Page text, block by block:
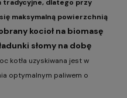
tradycyjne, dlatego przy
maksymalną powierzchnią
kocioł na biomasę
słomy na dobę
kotła uzyskiwana jest w
optymalnym paliwem o